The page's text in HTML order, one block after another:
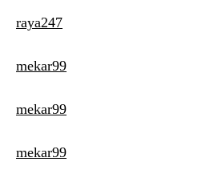
raya247
mekar99
mekar99
mekar99